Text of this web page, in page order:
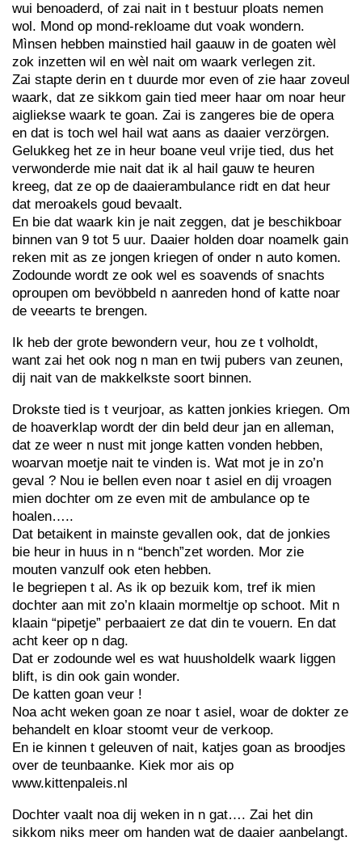
wui benoaderd, of zai nait in t bestuur ploats nemen
wol. Mond op mond-rekloame dut voak wondern.
Mìnsen hebben mainstied hail gaauw in de goaten wèl
zok inzetten wil en wèl nait om waark verlegen zit.
Zai stapte derin en t duurde mor even of zie haar zoveul
waark, dat ze sikkom gain tied meer haar om noar heur
aigliekse waark te goan. Zai is zangeres bie de opera
en dat is toch wel hail wat aans as daaier verzörgen.
Gelukkeg het ze in heur boane veul vrije tied, dus het
verwonderde mie nait dat ik al hail gauw te heuren
kreeg, dat ze op de daaierambulance ridt en dat heur
dat meroakels goud bevaalt.
En bie dat waark kin je nait zeggen, dat je beschikboar
binnen van 9 tot 5 uur. Daaier holden doar noamelk gain
reken mit as ze jongen kriegen of onder n auto komen.
Zodounde wordt ze ook wel es soavends of snachts
oproupen om bevöbbeld n aanreden hond of katte noar
de veearts te brengen.
Ik heb der grote bewondern veur, hou ze t volholdt,
want zai het ook nog n man en twij pubers van zeunen,
dij nait van de makkelkste soort binnen.
Drokste tied is t veurjoar, as katten jonkies kriegen. Om
de hoaverklap wordt der din beld deur jan en alleman,
dat ze weer n nust mit jonge katten vonden hebben,
woarvan moetje nait te vinden is. Wat mot je in zo’n
geval ? Nou ie bellen even noar t asiel en dij vroagen
mien dochter om ze even mit de ambulance op te
hoalen…..
Dat betaikent in mainste gevallen ook, dat de jonkies
bie heur in huus in n “bench”zet worden. Mor zie
mouten vanzulf ook eten hebben.
Ie begriepen t al. As ik op bezuik kom, tref ik mien
dochter aan mit zo’n klaain mormeltje op schoot. Mit n
klaain “pipetje” perbaaiert ze dat din te vouern. En dat
acht keer op n dag.
Dat er zodounde wel es wat huusholdelk waark liggen
blift, is din ook gain wonder.
De katten goan veur !
Noa acht weken goan ze noar t asiel, woar de dokter ze
behandelt en kloar stoomt veur de verkoop.
En ie kinnen t geleuven of nait, katjes goan as broodjes
over de teunbaanke. Kiek mor ais op
www.kittenpaleis.nl
Dochter vaalt noa dij weken in n gat…. Zai het din
sikkom niks meer om handen wat de daaier aanbelangt.